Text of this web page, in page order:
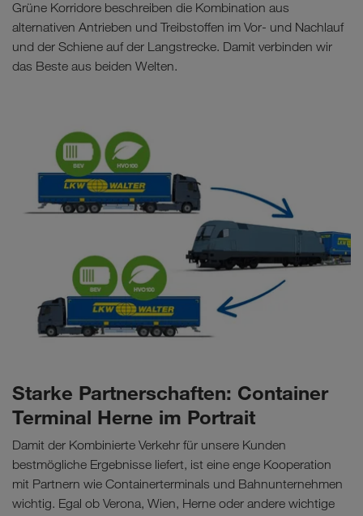
Grüne Korridore beschreiben die Kombination aus
alternativen Antrieben und Treibstoffen im Vor- und Nachlauf
und der Schiene auf der Langstrecke. Damit verbinden wir
das Beste aus beiden Welten.
Starke Partnerschaften: Container
Terminal Herne im Portrait
Damit der Kombinierte Verkehr für unsere Kunden
bestmögliche Ergebnisse liefert, ist eine enge Kooperation
mit Partnern wie Containerterminals und Bahnunternehmen
wichtig. Egal ob Verona, Wien, Herne oder andere wichtige